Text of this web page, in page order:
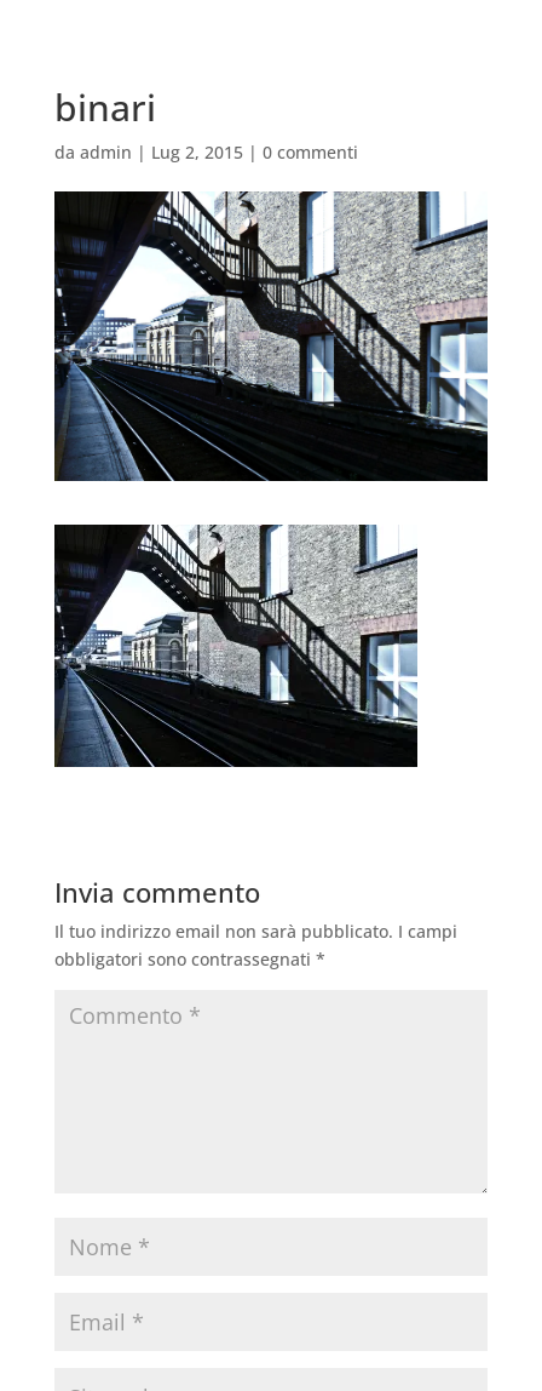
binari
da admin | Lug 2, 2015| 0 commenti
Invia commento
Il tuo indirizzo email non sarà pubblicato. I campi
obbligatori sono contrassegnati *